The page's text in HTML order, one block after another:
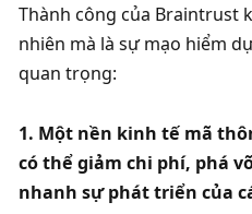
Thành công của Braintrust
nhiên mà là sự mạo hiểm
quan trọng:
1. Một nền kinh tế mã
có thể giảm chi phí, phá
nhanh sự phát triển của